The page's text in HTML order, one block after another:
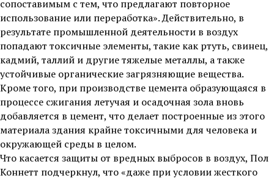
сопоставимым с тем, что предлагают повторное
использование или переработка». Действительно, в
результате промышленной деятельности в воздух
попадают токсичные элементы, такие как ртуть, свинец,
кадмий, таллий и другие тяжелые металлы, а также
устойчивые органические загрязняющие вещества.
Кроме того, при производстве цемента образующаяся в
процессе сжигания летучая и осадочная зола вновь
добавляется в цемент, что делает построенные из этого
материала здания крайне токсичными для человека и
окружающей среды в целом.
Что касается защиты от вредных выбросов в воздух, Пол
Коннетт подчеркнул, что «даже при условии жесткого